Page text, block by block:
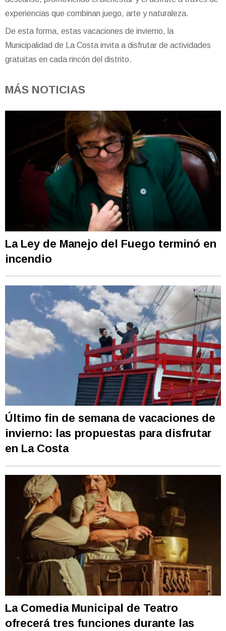
experiencias que combinan juego, arte y naturaleza.
De esta forma, estas vacaciones de invierno, la
Municipalidad de La Costa invita a disfrutar de actividades
gratuitas en cada rincón del distrito.
MÁS NOTICIAS
La Ley de Manejo del Fuego terminó en
incendio
Último fin de semana de vacaciones de
invierno: las propuestas para disfrutar
en La Costa
La Comedia Municipal de Teatro
ofrecerá tres funciones durante las